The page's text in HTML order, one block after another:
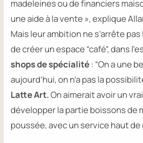
madeleines ou de financiers
une aide à la vente », explique
Mais leur ambition ne s’arrête
de créer un espace “café”, dans
shopsde spécialité: “On a une
aujourd’hui, on n’a pas la
Latte Art.On aimerait avoir un
développer la partie boissons de
poussée, avec un service haut de